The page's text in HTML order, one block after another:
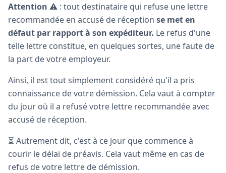
Attention ⚠️ : tout destinataire qui refuse une lettre
recommandée en accusé de réception se met en
défaut par rapport à son expéditeur. Le refus d'une
telle lettre constitue, en quelques sortes, une faute de
la part de votre employeur.
Ainsi, il est tout simplement considéré qu'il a pris
connaissance de votre démission. Cela vaut à compter
du jour où il a refusé votre lettre recommandée avec
accusé de réception.
⏳ Autrement dit, c'est à ce jour que commence à
courir le délai de préavis. Cela vaut même en cas de
refus de votre lettre de démission.